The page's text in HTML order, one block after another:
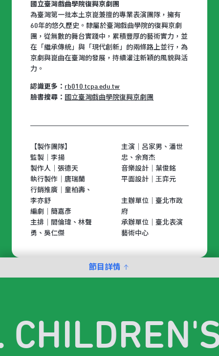
節目詳情
國立臺灣戲曲學院復興京劇團
為臺灣第一批本土京崑兼擅的專業表演團隊，擁有
60年的悠久歷史。隸屬於臺灣戲曲學院的復興京劇
團，從無數的舞台實踐中，累積豐厚的藝術實力，並
在「繼承傳統」與「現代創新」的兩條路上並行，為
京劇與崑曲在臺灣的發展，持續灌注新穎的風貌與活
力。
認識更多： rb010.tcpa.edu.tw
臉書搜尋： 國立臺灣戲曲學院復興京劇團
【製作團隊】
監製│李揚
製作人│張德天
執行製作│唐瑞蘭
行銷推廣│童柏壽、
李亦舒
編劇│簡嘉彥
主排│閻倫瑋、林聲
勇、吳仁傑
主演│呂家男、潘世
忠、余育杰
音樂設計│葉俊銘
平面設計│王弈元
主辦單位｜臺北市政
府
承辦單位｜臺北表演
藝術中心